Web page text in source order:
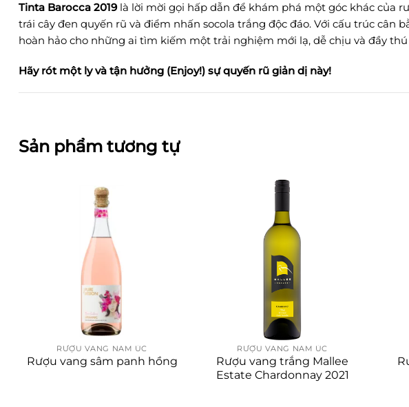
Tinta Barocca 2019là lời mời gọi hấp dẫn để khám phá một góc khác của
trái cây đen quyến rũ và điểm nhấn socola trắng độc đáo. Với cấu trúc
hoàn hảo cho những ai tìm kiếm một trải nghiệm mới lạ, dễ chịu và đầy thú
Hãy rót một ly và tận hưởng (Enjoy!) sự quyến rũ giản dị này!
Sản phẩm tương tự
RƯỢU VANG NAM ÚC
Rượu vang sâm panh hồng
RƯỢU VANG NAM ÚC
Rượu vang trắng Mallee
Estate Chardonnay 2021